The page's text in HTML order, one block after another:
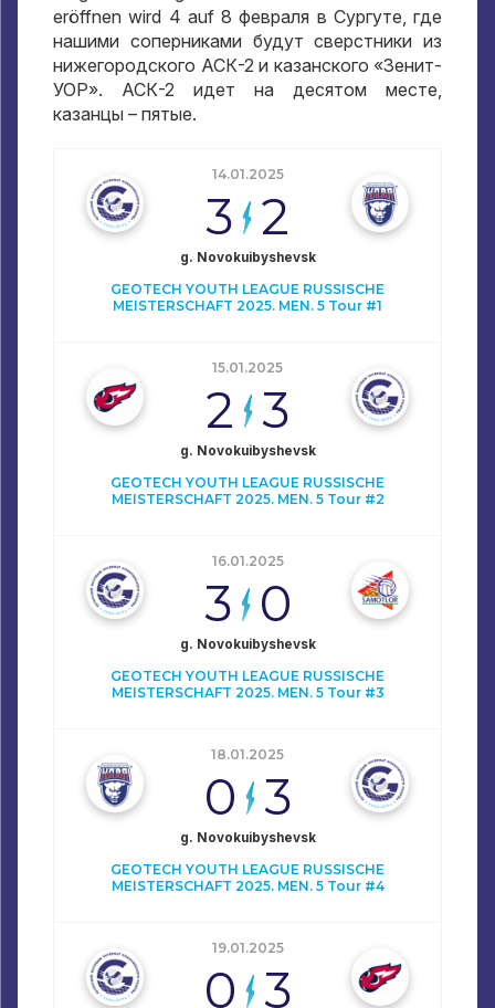
eröffnen wird 4 auf 8февраля в Сургуте, где
нашими соперниками будут сверстники из
нижегородского АСК-2 и казанского «Зенит-
УОР». АСК-2 идет на десятом месте,
казанцы – пятые.
14.01.2025
3 2
g. Novokuibyshevsk
GEOTECH YOUTH LEAGUE RUSSISCHE
MEISTERSCHAFT 2025. MEN. 5 Tour #1
15.01.2025
2 3
g. Novokuibyshevsk
GEOTECH YOUTH LEAGUE RUSSISCHE
MEISTERSCHAFT 2025. MEN. 5 Tour #2
16.01.2025
3 0
g. Novokuibyshevsk
GEOTECH YOUTH LEAGUE RUSSISCHE
MEISTERSCHAFT 2025. MEN. 5 Tour #3
18.01.2025
0 3
g. Novokuibyshevsk
GEOTECH YOUTH LEAGUE RUSSISCHE
MEISTERSCHAFT 2025. MEN. 5 Tour #4
19.01.2025
0 3